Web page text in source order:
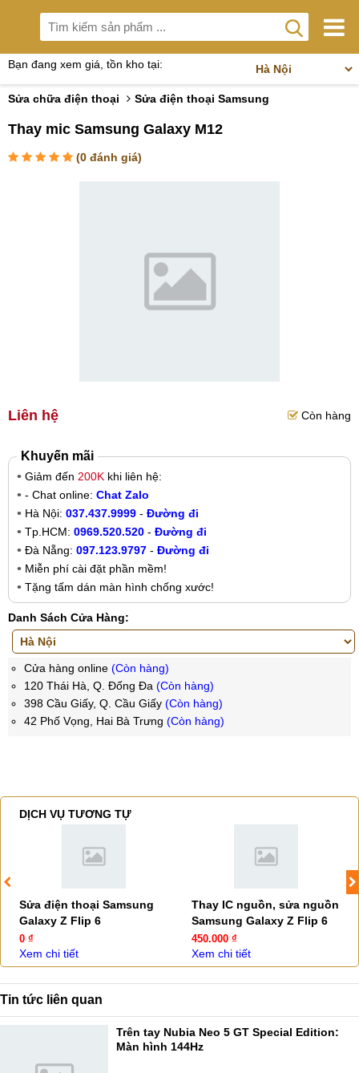
Bạn đang xem giá, tồn kho tại:
Sửa chữa điện thoại Sửa điện thoại Samsung
Thay mic Samsung Galaxy M12
(0 đánh giá)
Liên hệ Còn hàng
Khuyến mãi
Giảm đến 200K khi liên hệ:
- Chat online: Chat Zalo
Hà Nội: 037.437.9999 - Đường đi
Tp.HCM: 0969.520.520 - Đường đi
Đà Nẵng: 097.123.9797 - Đường đi
Miễn phí cài đặt phần mềm!
Tặng tấm dán màn hình chống xước!
Danh Sách Cửa Hàng:
Cửa hàng online (Còn hàng)
120 Thái Hà, Q. Đống Đa (Còn hàng)
398 Cầu Giấy, Q. Cầu Giấy (Còn hàng)
42 Phố Vọng, Hai Bà Trưng (Còn hàng)
DỊCH VỤ TƯƠNG TỰ
Sửa điện thoại Samsung
Galaxy Z Flip 6
0 ₫
Xem chi tiết
Thay IC nguồn, sửa nguồn
Samsung Galaxy Z Flip 6
450.000 ₫
Xem chi tiết
Tin tức liên quan
Trên tay Nubia Neo 5 GT Special Edition:
Màn hình 144Hz